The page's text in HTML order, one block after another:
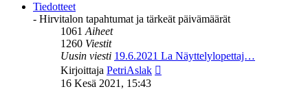
Tiedotteet
- Hirvitalon tapahtumat ja tärkeät päivämäärät
1061Aiheet
1260 Viestit
Uusin viesti 19.6.2021 La Näyttelylopettaj…
Kirjoittaja PetriAslak
16 Kesä 2021, 15:43